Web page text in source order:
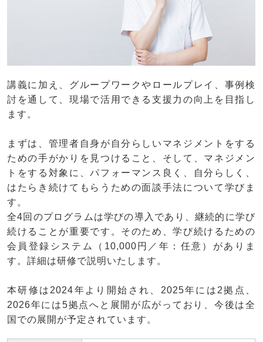
講義に加え、グループワークやロールプレイ、事例検
討を通して、現場で活用できる支援力の向上を目指し
ます。
まずは、管理者自身が自分らしいマネジメントをする
ための手がかりを見つけること、そして、マネジメン
トをする対象に、パフォーマンス良く、自分らしく、
はたらき続けてもらうための面談手法について学びま
す。
全4回のプログラムは学びの導入であり、継続的に学び
続けることが重要です。そのため、学び続けるための
会員登録システム（10,000円／年：任意）がありま
す。詳細は研修で説明いたします。
本研修は2024年より開始され、2025年には2拠点、
2026年には5拠点へと展開が広がっており、今後は全
国での展開が予定されています。